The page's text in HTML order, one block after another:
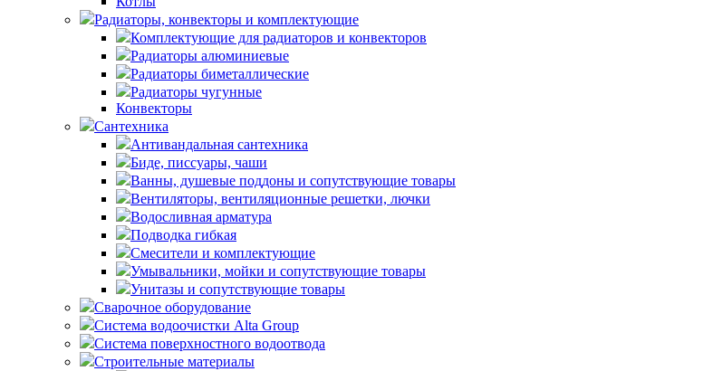
Радиаторы, конвекторы и комплектующие
Комплектующие для радиаторов и конвекторов
Радиаторы алюминиевые
Радиаторы биметаллические
Радиаторы чугунные
Конвекторы
Сантехника
Антивандальная сантехника
Биде, писсуары, чаши
Ванны, душевые поддоны и сопутствующие товары
Вентиляторы, вентиляционные решетки, лючки
Водосливная арматура
Подводка гибкая
Смесители и комплектующие
Умывальники, мойки и сопутствующие товары
Унитазы и сопутствующие товары
Сварочное оборудование
Система водоочистки Alta Group
Система поверхностного водоотвода
Строительные материалы